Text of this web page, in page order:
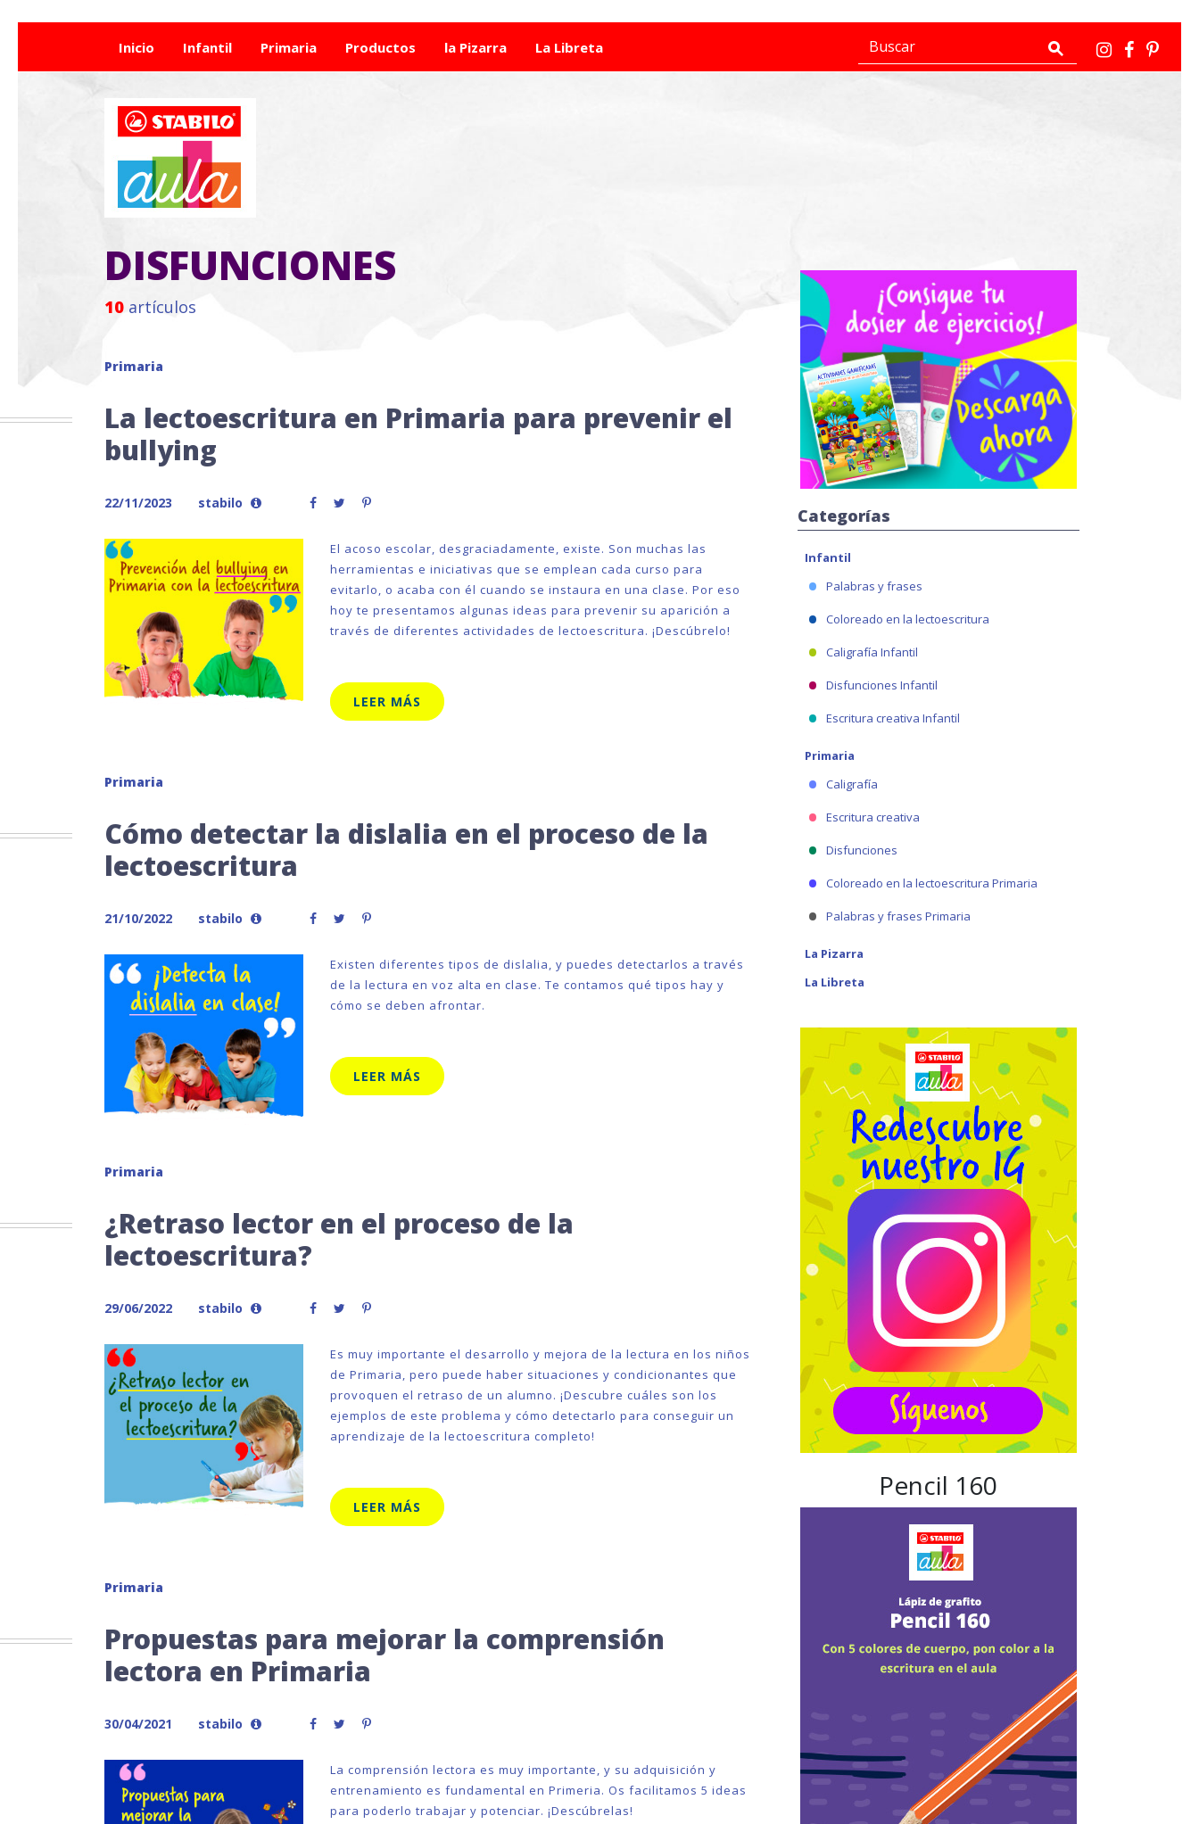
Inicio Infantil Primaria Productos la Pizarra La Libreta
DISFUNCIONES
10 artículos
Primaria
La lectoescritura en Primaria para prevenir el
bullying
22/11/2023 stabilo
El acoso escolar, desgraciadamente, existe. Son muchas las
herramientas e iniciativas que se emplean cada curso para
evitarlo, o acaba con él cuando se instaura en una clase. Por eso
hoy te presentamos algunas ideas para prevenir su aparición a
través de diferentes actividades de lectoescritura. ¡Descúbrelo!
LEER MÁS
Primaria
Cómo detectar la dislalia en el proceso de la
lectoescritura
21/10/2022 stabilo
Existen diferentes tipos de dislalia, y puedes detectarlos a través
de la lectura en voz alta en clase. Te contamos qué tipos hay y
cómo se deben afrontar.
LEER MÁS
Primaria
¿Retraso lector en el proceso de la
lectoescritura?
29/06/2022 stabilo
Es muy importante el desarrollo y mejora de la lectura en los niños
de Primaria, pero puede haber situaciones y condicionantes que
provoquen el retraso de un alumno. ¡Descubre cuáles son los
ejemplos de este problema y cómo detectarlo para conseguir un
aprendizaje de la lectoescritura completo!
LEER MÁS
Primaria
Propuestas para mejorar la comprensión
lectora en Primaria
30/04/2021 stabilo
La comprensión lectora es muy importante, y su adquisición y
entrenamiento es fundamental en Primeria. Os facilitamos 5 ideas
para poderlo trabajar y potenciar. ¡Descúbrelas!
Categorías
Infantil
Palabras y frases
Coloreado en la lectoescritura
Caligrafía Infantil
Disfunciones Infantil
Escritura creativa Infantil
Primaria
Caligrafía
Escritura creativa
Disfunciones
Coloreado en la lectoescritura Primaria
Palabras y frases Primaria
La Pizarra
La Libreta
Pencil 160